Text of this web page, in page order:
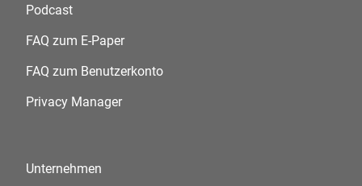
Podcast
FAQ zum E-Paper
FAQ zum Benutzerkonto
Privacy Manager
Unternehmen